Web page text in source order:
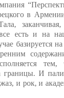
в
есть и на
базируется
тем,
границы. И
и рок, и